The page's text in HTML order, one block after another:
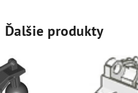
Ďalšie produkty